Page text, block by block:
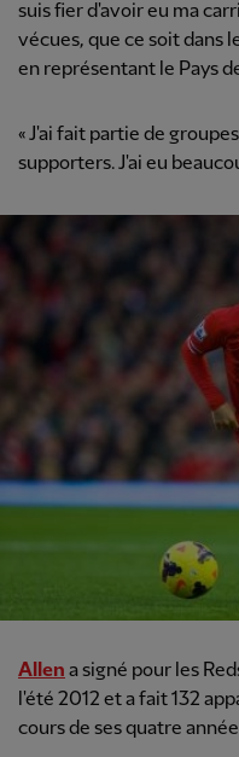
suis fier d'avoir eu ma
vécues, que ce soit dans
en représentant le Pays
« J'ai fait partie de
supporters. J'ai eu
Allen a signé pour les
l'été 2012 et a fait 132
cours de ses quatre